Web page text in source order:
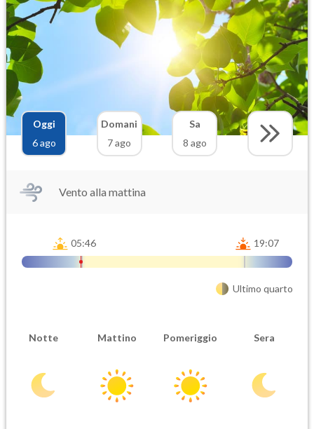
Oggi
6 ago
Domani
7 ago
Sa
8 ago
Vento alla mattina
05:46 19:07
Ultimo quarto
Notte Mattino Pomeriggio Sera